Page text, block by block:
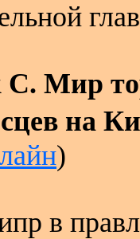
Мир
на
)
в